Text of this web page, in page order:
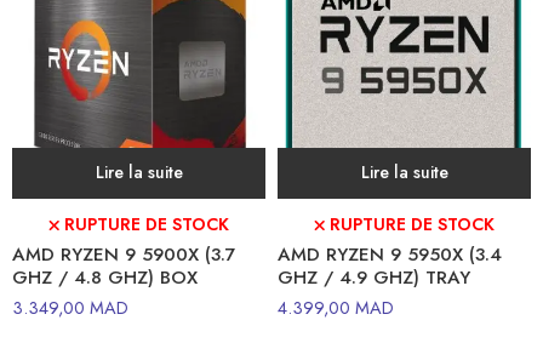
Lire la suite
⛌ RUPTURE DE STOCK
AMD RYZEN 9 5900X (3.7
GHZ / 4.8 GHZ) BOX
3.349,00 MAD
Lire la suite
⛌ RUPTURE DE STOCK
AMD RYZEN 9 5950X (3.4
GHZ / 4.9 GHZ) TRAY
4.399,00 MAD